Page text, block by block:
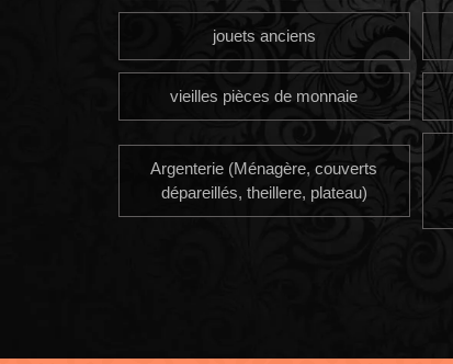
jouets anciens
vieilles pièces de monnaie
Argenterie (Ménagère, couverts
dépareillés, theillere, plateau)